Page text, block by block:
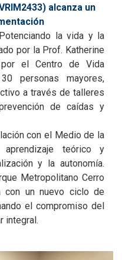
alcanza un
la vida y la
por la Prof. Katherine
el Centro de Vida
personas mayores,
a través de talleres
de caídas y
con el Medio de la
aprendizaje teórico y
y la autonomía.
Metropolitano Cerro
con un nuevo ciclo de
el compromiso del
integral.